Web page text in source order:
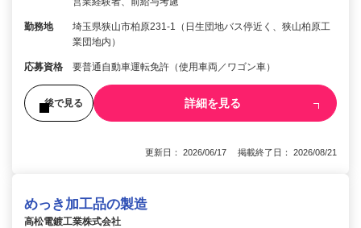
勤務地
埼玉県狭山市柏原231-1（日生団地バス停近く、狭山柏原工
業団地内）
応募資格 要普通自動車運転免許（使用車両／ワゴン車）
後で見る 詳細を見る
更新日： 2026/06/17 掲載終了日： 2026/08/21
めっき加工品の製造
高松電鍍工業株式会社